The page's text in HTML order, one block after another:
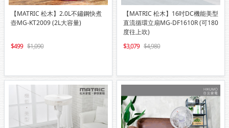
【MATRIC 松木】2.0L不鏽鋼快煮
壺MG-KT2009 (2L大容量)
499 1,090
【MATRIC 松木】16吋DC機能美型
直流循環立扇MG-DF1610R (可180
度往上吹)
3,079
4,980